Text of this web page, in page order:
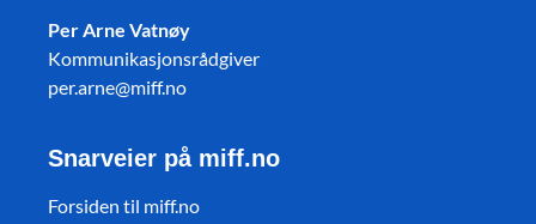
Per Arne Vatnøy
Kommunikasjonsrådgiver
per.arne@miff.no
Snarveier på miff.no
Forsiden til miff.no